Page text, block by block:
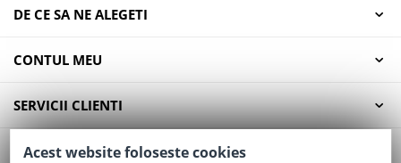
DE CE SA NE ALEGETI
CONTUL MEU
SERVICII CLIENTI
CONTACT
Acest website foloseste cookies